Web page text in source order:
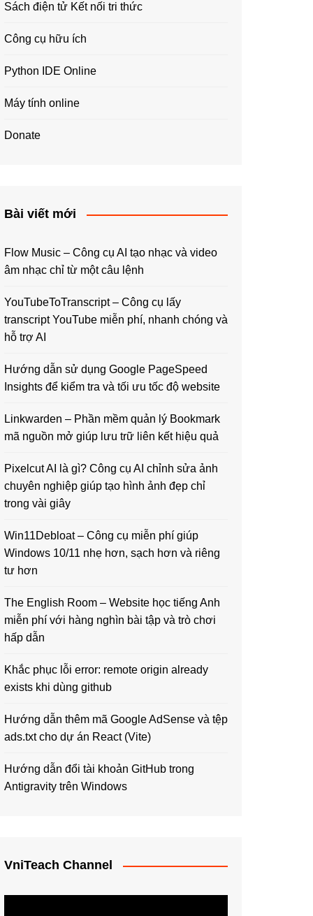
Sách điện tử Kết nối tri thức
Công cụ hữu ích
Python IDE Online
Máy tính online
Donate
Bài viết mới
Flow Music – Công cụ AI tạo nhạc và video
âm nhạc chỉ từ một câu lệnh
YouTubeToTranscript – Công cụ lấy
transcript YouTube miễn phí, nhanh chóng và
hỗ trợ AI
Hướng dẫn sử dụng Google PageSpeed
Insights để kiểm tra và tối ưu tốc độ website
Linkwarden – Phần mềm quản lý Bookmark
mã nguồn mở giúp lưu trữ liên kết hiệu quả
Pixelcut AI là gì? Công cụ AI chỉnh sửa ảnh
chuyên nghiệp giúp tạo hình ảnh đẹp chỉ
trong vài giây
Win11Debloat – Công cụ miễn phí giúp
Windows 10/11 nhẹ hơn, sạch hơn và riêng
tư hơn
The English Room – Website học tiếng Anh
miễn phí với hàng nghìn bài tập và trò chơi
hấp dẫn
Khắc phục lỗi error: remote origin already
exists khi dùng github
Hướng dẫn thêm mã Google AdSense và tệp
ads.txt cho dự án React (Vite)
Hướng dẫn đổi tài khoản GitHub trong
Antigravity trên Windows
VniTeach Channel